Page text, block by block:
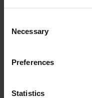
Selection
Necessary
Preferences
Statistics